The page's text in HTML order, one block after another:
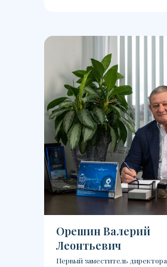
Орешин Валерий
Леонтьевич
Первый заместитель директора